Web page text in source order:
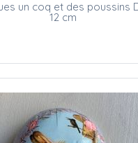
un coq et des poussins
12 cm